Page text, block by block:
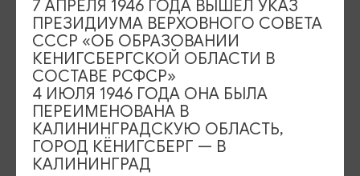
ВОЗРАСТНЫЕ ОГРАНИЧЕНИЯ
10+
БИЛЕТЫ
450-800 рублей
ОФИЦИАЛЬНЫЙ САЙТ
https://www.kaliningradartmuseum.ru/
7 АПРЕЛЯ 1946 ГОДА ВЫШЕЛ УКАЗ
ПРЕЗИДИУМА ВЕРХОВНОГО СОВЕТА
СССР «ОБ ОБРАЗОВАНИИ
КЕНИГСБЕРГСКОЙ ОБЛАСТИ В
СОСТАВЕ РСФСР»
4 ИЮЛЯ 1946 ГОДА ОНА БЫЛА
ПЕРЕИМЕНОВАНА В
КАЛИНИНГРАДСКУЮ ОБЛАСТЬ,
ГОРОД КЁНИГСБЕРГ — В
КАЛИНИНГРАД